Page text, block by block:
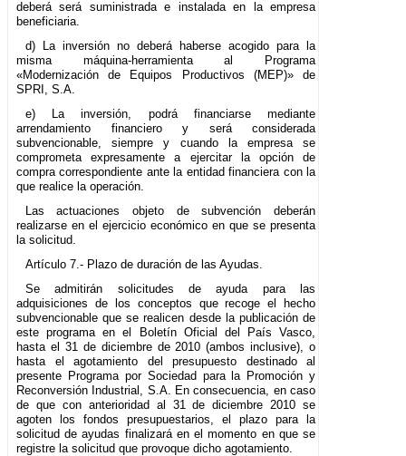
deberá será suministrada e instalada en la empresa
beneficiaria.
d) La inversión no deberá haberse acogido para la
misma máquina-herramienta al Programa
«Modernización de Equipos Productivos (MEP)» de
SPRI, S.A.
e) La inversión, podrá financiarse mediante
arrendamiento financiero y será considerada
subvencionable, siempre y cuando la empresa se
comprometa expresamente a ejercitar la opción de
compra correspondiente ante la entidad financiera con la
que realice la operación.
Las actuaciones objeto de subvención deberán
realizarse en el ejercicio económico en que se presenta
la solicitud.
Artículo 7.- Plazo de duración de las Ayudas.
Se admitirán solicitudes de ayuda para las
adquisiciones de los conceptos que recoge el hecho
subvencionable que se realicen desde la publicación de
este programa en el Boletín Oficial del País Vasco,
hasta el 31 de diciembre de 2010 (ambos inclusive), o
hasta el agotamiento del presupuesto destinado al
presente Programa por Sociedad para la Promoción y
Reconversión Industrial, S.A. En consecuencia, en caso
de que con anterioridad al 31 de diciembre 2010 se
agoten los fondos presupuestarios, el plazo para la
solicitud de ayudas finalizará en el momento en que se
registre la solicitud que provoque dicho agotamiento.